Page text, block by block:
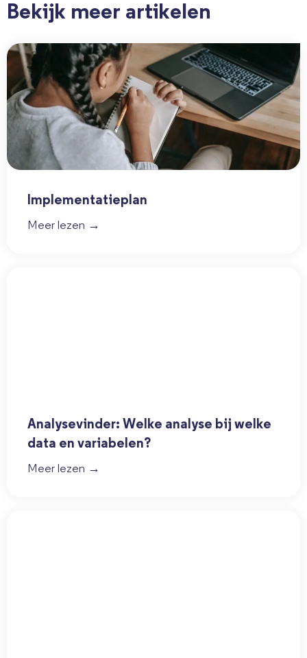
Bekijk meer artikelen
Implementatieplan
Meer lezen →
Analysevinder: Welke analyse bij welke
data en variabelen?
Meer lezen →